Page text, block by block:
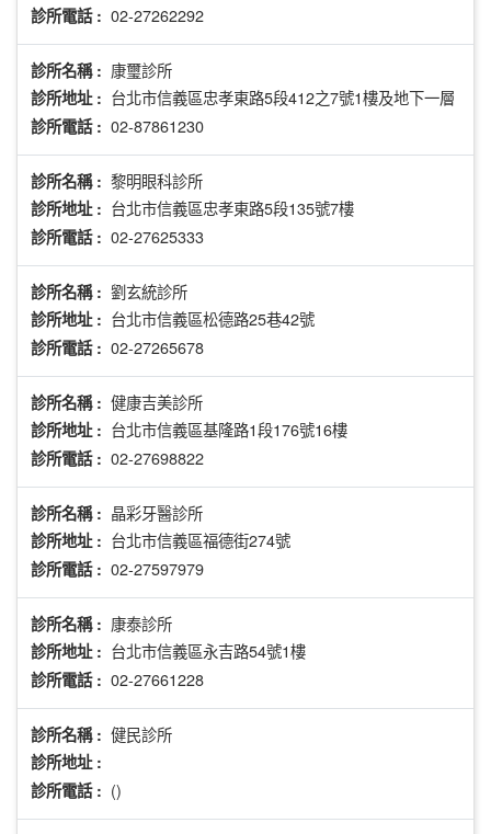
診所電話 : 02-27262292
診所名稱 : 康璽診所
診所地址 : 台北市信義區忠孝東路5段412之7號1樓及地下一層
診所電話 : 02-87861230
診所名稱 : 黎明眼科診所
診所地址 : 台北市信義區忠孝東路5段135號7樓
診所電話 : 02-27625333
診所名稱 : 劉玄統診所
診所地址 : 台北市信義區松德路25巷42號
診所電話 : 02-27265678
診所名稱 : 健康吉美診所
診所地址 : 台北市信義區基隆路1段176號16樓
診所電話 : 02-27698822
診所名稱 : 晶彩牙醫診所
診所地址 : 台北市信義區福德街274號
診所電話 : 02-27597979
診所名稱 : 康泰診所
診所地址 : 台北市信義區永吉路54號1樓
診所電話 : 02-27661228
診所名稱 : 健民診所
診所地址 :
診所電話 : ()